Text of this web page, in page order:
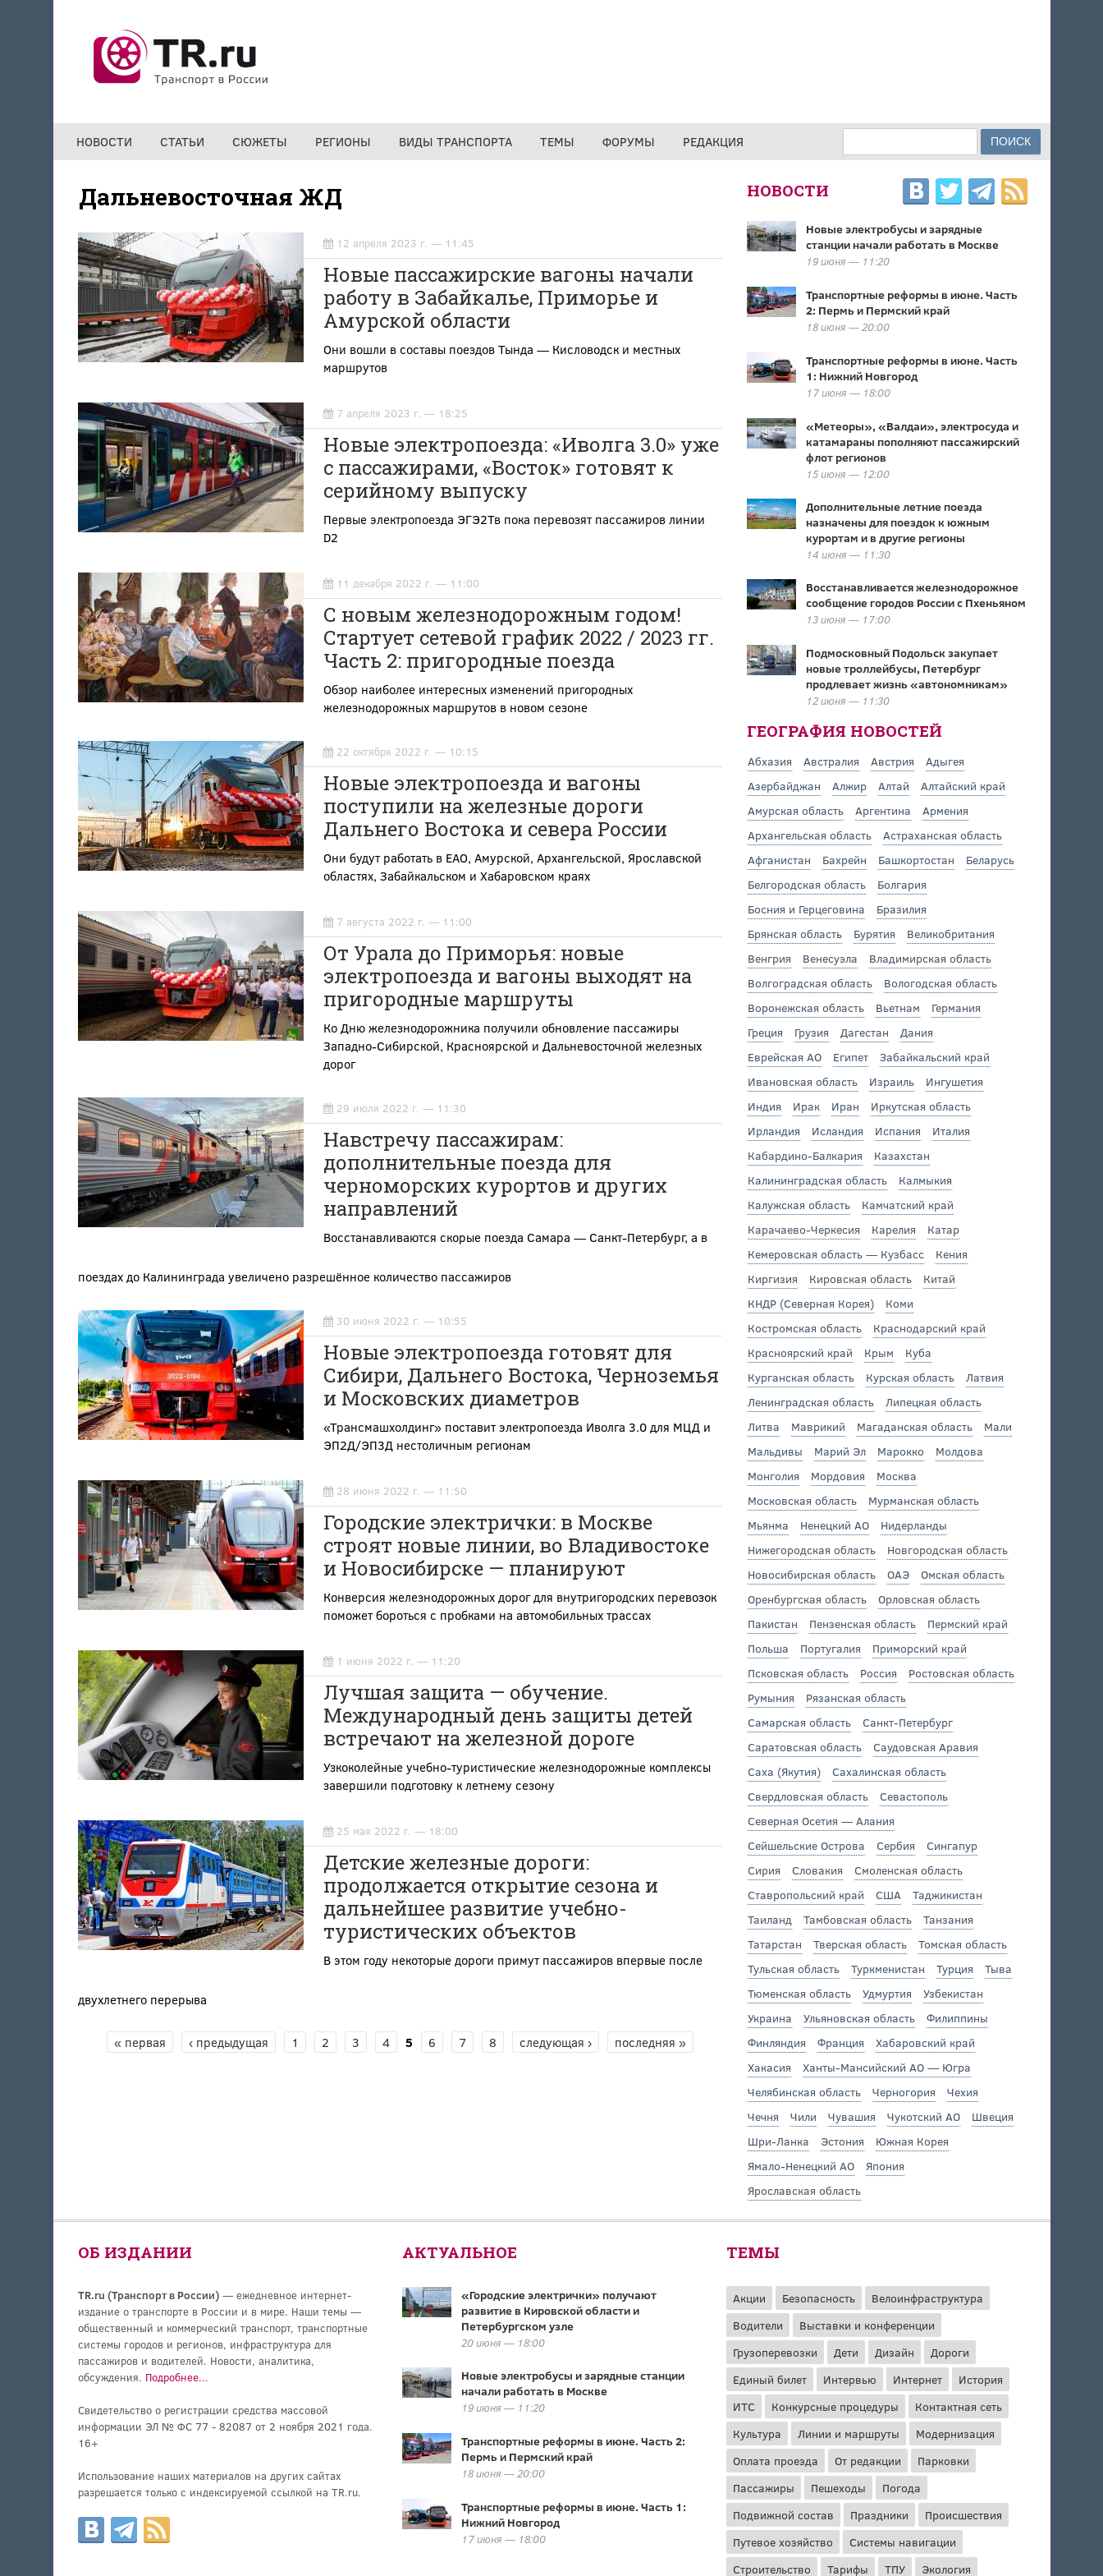
НОВОСТИ СТАТЬИ СЮЖЕТЫ РЕГИОНЫ ВИДЫ ТРАНСПОРТА ТЕМЫ ФОРУМЫ РЕДАКЦИЯ ФОРМА ПОИСКА
Дальневосточная ЖД
12 апреля 2023 г. — 11:45
Новые пассажирские вагоны начали
работу в Забайкалье, Приморье и
Амурской области
Они вошли в составы поездов Тында — Кисловодск и местных
маршрутов
7 апреля 2023 г. — 18:25
Новые электропоезда: «Иволга 3.0» уже
с пассажирами, «Восток» готовят к
серийному выпуску
Первые электропоезда ЭГЭ2Тв пока перевозят пассажиров линии
D2
11 декабря 2022 г. — 11:00
С новым железнодорожным годом!
Стартует сетевой график 2022 / 2023 гг.
Часть 2: пригородные поезда
Обзор наиболее интересных изменений пригородных
железнодорожных маршрутов в новом сезоне
22 октября 2022 г. — 10:15
Новые электропоезда и вагоны
поступили на железные дороги
Дальнего Востока и севера России
Они будут работать в ЕАО, Амурской, Архангельской, Ярославской
областях, Забайкальском и Хабаровском краях
7 августа 2022 г. — 11:00
От Урала до Приморья: новые
электропоезда и вагоны выходят на
пригородные маршруты
Ко Дню железнодорожника получили обновление пассажиры
Западно-Сибирской, Красноярской и Дальневосточной железных
дорог
29 июля 2022 г. — 11:30
Навстречу пассажирам:
дополнительные поезда для
черноморских курортов и других
направлений
Восстанавливаются скорые поезда Самара — Санкт-Петербург, а в
поездах до Калининграда увеличено разрешённое количество пассажиров
30 июня 2022 г. — 10:55
Новые электропоезда готовят для
Сибири, Дальнего Востока, Черноземья
и Московских диаметров
«Трансмашхолдинг» поставит электропоезда Иволга 3.0 для МЦД и
ЭП2Д/ЭП3Д нестоличным регионам
28 июня 2022 г. — 11:50
Городские электрички: в Москве
строят новые линии, во Владивостоке
и Новосибирске — планируют
Конверсия железнодорожных дорог для внутригородских перевозок
поможет бороться с пробками на автомобильных трассах
1 июня 2022 г. — 11:20
Лучшая защита — обучение.
Международный день защиты детей
встречают на железной дороге
Узкоколейные учебно-туристические железнодорожные комплексы
завершили подготовку к летнему сезону
25 мая 2022 г. — 18:00
Детские железные дороги:
продолжается открытие сезона и
дальнейшее развитие учебно-
туристических объектов
В этом году некоторые дороги примут пассажиров впервые после
двухлетнего перерыва
СТРАНИЦЫ
« первая ‹ предыдущая 1 2 3 4 5 6 7 8 следующая › последняя »
НОВОСТИ
Новые электробусы и зарядные
станции начали работать в Москве
19 июня — 11:20
Транспортные реформы в июне. Часть
2: Пермь и Пермский край
18 июня — 20:00
Транспортные реформы в июне. Часть
1: Нижний Новгород
17 июня — 18:00
«Метеоры», «Валдаи», электросуда и
катамараны пополняют пассажирский
флот регионов
15 июня — 12:00
Дополнительные летние поезда
назначены для поездок к южным
курортам и в другие регионы
14 июня — 11:30
Восстанавливается железнодорожное
сообщение городов России с Пхеньяном
13 июня — 17:00
Подмосковный Подольск закупает
новые троллейбусы, Петербург
продлевает жизнь «автономникам»
12 июня — 11:30
ГЕОГРАФИЯ НОВОСТЕЙ
Абхазия Австралия Австрия
Адыгея
Азербайджан
Алжир Алтай
Алтайский край
Амурская область
Аргентина
Армения
Архангельская область
Астраханская область
Афганистан
Бахрейн Башкортостан
Беларусь
Белгородская область
Болгария
Босния и Герцеговина
Бразилия
Брянская область
Бурятия
Великобритания
Венгрия
Венесуэла
Владимирская область
Волгоградская область
Вологодская область
Воронежская область
Вьетнам
Германия
Греция
Грузия Дагестан
Дания
Еврейская АО
Египет
Забайкальский край
Ивановская область
Израиль
Ингушетия
Индия
Ирак Иран
Иркутская область
Ирландия
Исландия Испания
Италия
Кабардино-Балкария
Казахстан
Калининградская область
Калмыкия
Калужская область
Камчатский край
Карачаево-Черкесия
Карелия
Катар
Кемеровская область — Кузбасс
Кения
Киргизия
Кировская область
Китай
КНДР (Северная Корея)
Коми
Костромская область
Краснодарский край
Красноярский край
Крым
Куба
Курганская область
Курская область
Латвия
Ленинградская область
Липецкая область
Литва
Маврикий Магаданская область
Мали
Мальдивы
Марий Эл Марокко
Молдова
Монголия
Мордовия
Москва
Московская область
Мурманская область
Мьянма
Ненецкий АО
Нидерланды
Нижегородская область
Новгородская область
Новосибирская область
ОАЭ
Омская область
Оренбургская область
Орловская область
Пакистан
Пензенская область
Пермский край
Польша
Португалия
Приморский край
Псковская область
Россия
Ростовская область
Румыния
Рязанская область
Самарская область
Санкт-Петербург
Саратовская область
Саудовская Аравия
Саха (Якутия)
Сахалинская область
Свердловская область
Севастополь
Северная Осетия — Алания
Сейшельские Острова
Сербия
Сингапур
Сирия
Словакия
Смоленская область
Ставропольский край
США
Таджикистан
Таиланд
Тамбовская область
Танзания
Татарстан
Тверская область
Томская область
Тульская область
Туркменистан Турция
Тыва
Тюменская область
Удмуртия
Узбекистан
Украина
Ульяновская область
Филиппины
Финляндия
Франция
Хабаровский край
Хакасия
Ханты-Мансийский АО — Югра
Челябинская область
Черногория
Чехия
Чечня
Чили Чувашия Чукотский АО
Швеция
Шри-Ланка
Эстония
Южная Корея
Ямало-Ненецкий АО
Япония
Ярославская область
ОБ ИЗДАНИИ
TR.ru (Транспорт в России)— ежедневное интернет-
издание о транспорте в России и в мире. Наши темы —
общественный и коммерческий транспорт, транспортные
системы городов и регионов, инфраструктура для
пассажиров и водителей. Новости, аналитика,
обсуждения. Подробнее...
Свидетельство о регистрации средства массовой
информации ЭЛ № ФС 77 - 82087 от 2 ноября 2021 года.
16+
Использование наших материалов на других сайтах
разрешается только с индексируемой ссылкой на TR.ru.
АКТУАЛЬНОЕ
«Городские электрички» получают
развитие в Кировской области и
Петербургском узле
20 июня — 18:00
Новые электробусы и зарядные станции
начали работать в Москве
19 июня — 11:20
Транспортные реформы в июне. Часть 2:
Пермь и Пермский край
18 июня — 20:00
Транспортные реформы в июне. Часть 1:
Нижний Новгород
17 июня — 18:00
ТЕМЫ
Акции Безопасность
Велоинфраструктура
Водители
Выставки и конференции
Грузоперевозки
Дети Дизайн
Дороги
Единый билет
Интервью Интернет
История
ИТС
Конкурсные процедуры
Контактная сеть
Культура
Линии и маршруты
Модернизация
Оплата проезда
От редакции
Парковки
Пассажиры
Пешеходы
Погода
Подвижной состав
Праздники
Происшествия
Путевое хозяйство
Системы навигации
Строительство
Тарифы ТПУ Экология